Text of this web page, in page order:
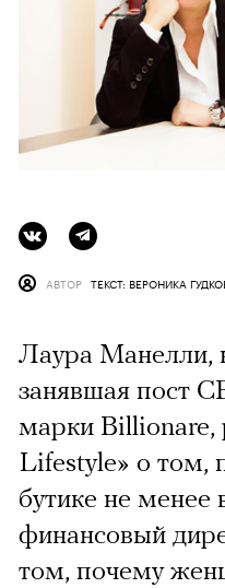
АВТОР ТЕКСТ: ВЕРОНИКА
Лаура Манелли,
занявшая пост
марки Billionare,
Lifestyle» о том,
бутике не менее
финансовый
том, почему